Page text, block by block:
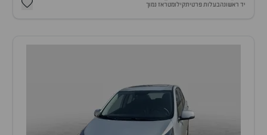
יד ראשונהבעלות פרטיתקילומטראז נמוך